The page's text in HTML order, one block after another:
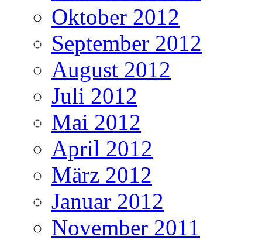
Oktober 2012
September 2012
August 2012
Juli 2012
Mai 2012
April 2012
März 2012
Januar 2012
November 2011